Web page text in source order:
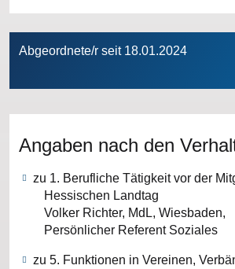
Abgeordnete/r seit 18.01.2024
Angaben nach den
zu 1. Berufliche Tätigkeit vor der
Hessischen Landtag
Volker Richter, MdL, Wiesbaden,
Persönlicher Referent Soziales
zu 5. Funktionen in Vereinen,